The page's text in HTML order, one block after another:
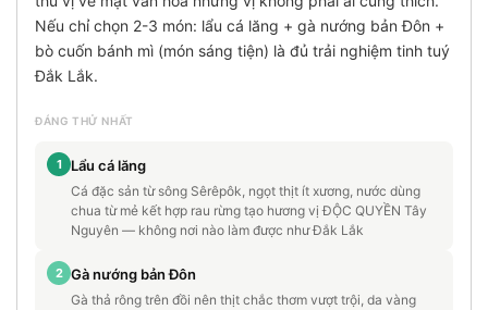
Nếu chỉ chọn 2-3 món: lẩu cá lăng + gà nướng bản Đôn +
bò cuốn bánh mì (món sáng tiện) là đủ trải nghiệm tinh tuý
Đắk Lắk.
ĐÁNG THỬ NHẤT
1 Lẩu cá lăng
Cá đặc sản từ sông Sêrêpôk, ngọt thịt ít xương, nước dùng
chua từ mẻ kết hợp rau rừng tạo hương vị ĐỘC QUYỀN Tây
Nguyên — không nơi nào làm được như Đắk Lắk
2 Gà nướng bản Đôn
Gà thả rông trên đồi nên thịt chắc thơm vượt trội, da vàng